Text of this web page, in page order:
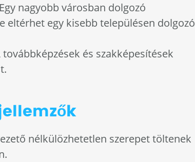
nagyobb városban dolgozó
eltérhet egy kisebb településen dolgozó
és szakképesítések
nélkülözhetetlen szerepet töltenek